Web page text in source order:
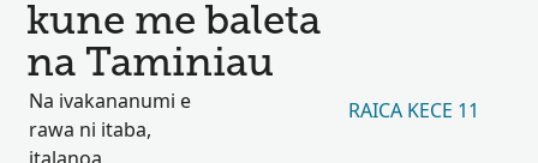
kune me baleta
na Taminiau
Na ivakananumi e
rawa ni itaba,
RAICA KECE 11